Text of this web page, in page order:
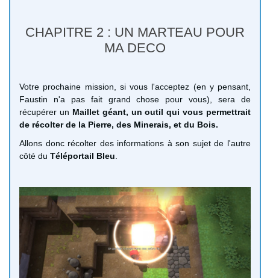
CHAPITRE 2 : UN MARTEAU POUR
MA DECO
Votre prochaine mission, si vous l'acceptez (en y pensant,
Faustin n'a pas fait grand chose pour vous), sera de
récupérer un Maillet géant, un outil qui vous permettrait
de récolter de la Pierre, des Minerais, et du Bois.
Allons donc récolter des informations à son sujet de l'autre
côté du Téléportail Bleu